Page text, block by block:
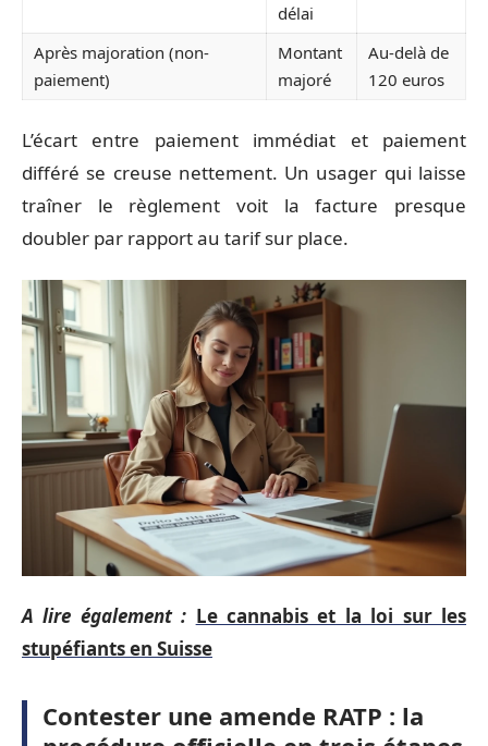
délai
Après majoration (non-
paiement)
Montant
majoré
Au-delà de
120 euros
L’écart entre paiement immédiat et paiement
différé se creuse nettement. Un usager qui laisse
traîner le règlement voit la facture presque
doubler par rapport au tarif sur place.
A lire également : Le cannabis et la loi sur les
stupéfiants en Suisse
Contester une amende RATP : la